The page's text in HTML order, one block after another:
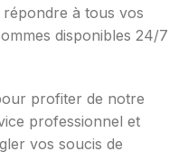
à tous vos
disponibles 24/7
profiter de notre
professionnel et
vos soucis de